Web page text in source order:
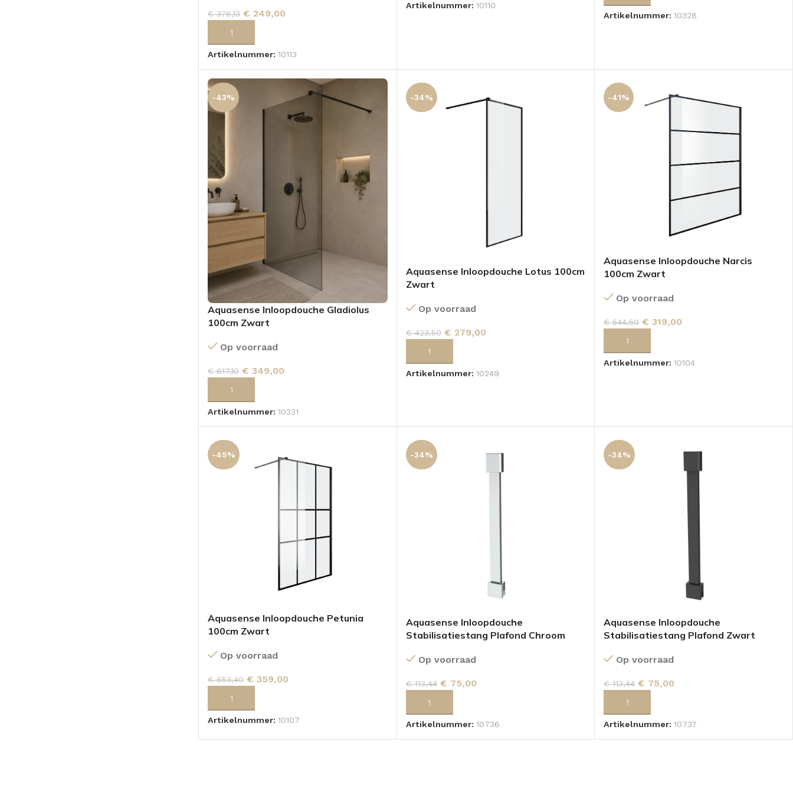
€378,13 € 249,00
TOEVOEGEN AAN WINKELWAGEN
Artikelnummer: 10113
Artikelnummer: 10110
Artikelnummer:10328
-43%
Aquasense Inloopdouche Gladiolus
100cm Zwart
Op voorraad
€617,10 € 349,00
TOEVOEGEN AAN WINKELWAGEN
Artikelnummer: 10331
-34%
Aquasense Inloopdouche Lotus 100cm
Zwart
Op voorraad
€423,50 € 279,00
TOEVOEGEN AAN WINKELWAGEN
Artikelnummer: 10249
-41%
Aquasense Inloopdouche Narcis
100cm Zwart
Op voorraad
€544,50 € 319,00
TOEVOEGEN AAN WINKELWAGEN
Artikelnummer:10104
-45%
Aquasense Inloopdouche Petunia
100cm Zwart
Op voorraad
€653,40 € 359,00
TOEVOEGEN AAN WINKELWAGEN
Artikelnummer: 10107
-34%
Aquasense Inloopdouche
Stabilisatiestang Plafond Chroom
Op voorraad
€113,44 € 75,00
TOEVOEGEN AAN WINKELWAGEN
Artikelnummer: 10736
-34%
Aquasense Inloopdouche
Stabilisatiestang Plafond Zwart
Op voorraad
€113,44 € 75,00
TOEVOEGEN AAN WINKELWAGEN
Artikelnummer:10737